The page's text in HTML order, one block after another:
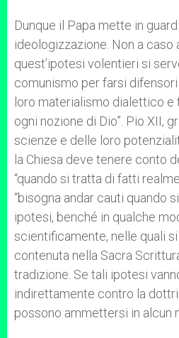
Dunque il Papa mette in
ideologizzazione. Non a caso
quest’ipotesi volentieri si
comunismo per farsi
loro materialismo dialettico
ogni nozione di Dio”. Pio XII,
scienze e delle loro
la Chiesa deve tenere conto
“quando si tratta di fatti
“bisogna andar cauti quando
ipotesi, benché in qualche
scientificamente, nelle quali
contenuta nella Sacra
tradizione. Se tali ipotesi
indirettamente contro la
possono ammettersi in alcun